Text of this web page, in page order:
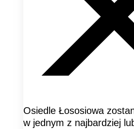
Osiedle Łososiowa
w jednym z najbardziej